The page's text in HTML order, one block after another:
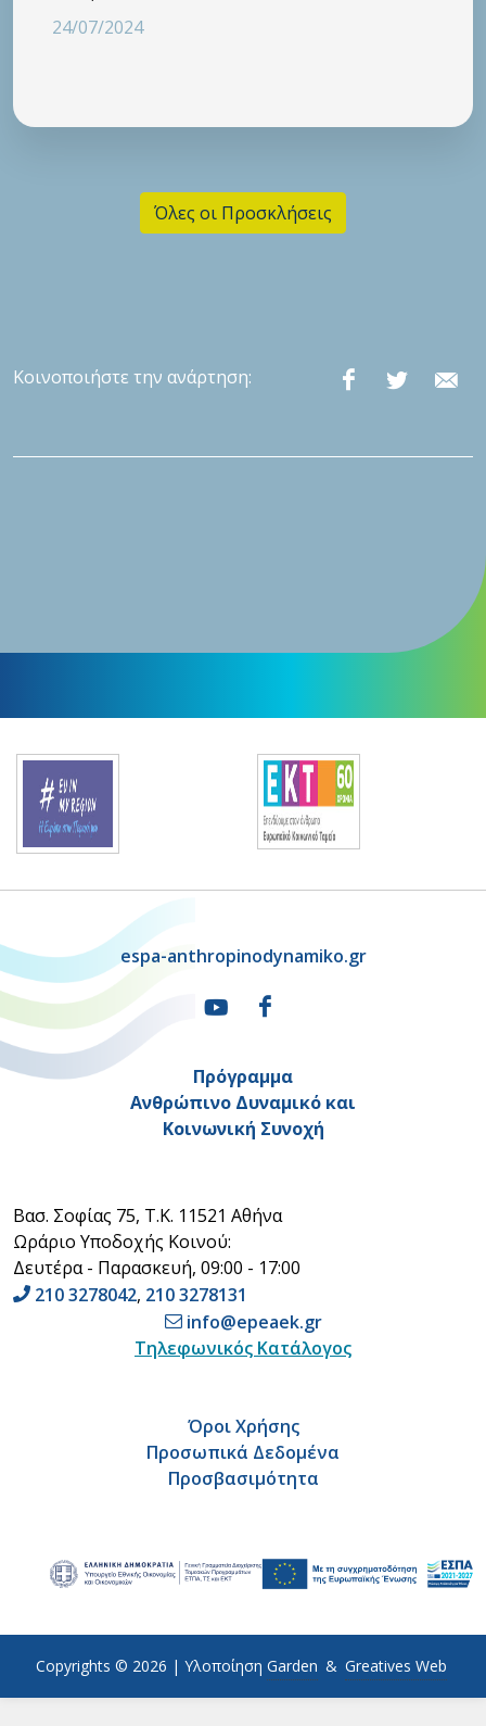
24/07/2024
Όλες οι Προσκλήσεις
Κοινοποιήστε την ανάρτηση:
espa-anthropinodynamiko.gr
Βασ. Σοφίας 75, Τ.Κ. 11521 Αθήνα
Ωράριο Υποδοχής Κοινού:
Δευτέρα - Παρασκευή, 09:00 - 17:00
210 3278042, 210 3278131
info@epeaek.gr
Τηλεφωνικός Κατάλογος
Πρόγραμμα
Ανθρώπινο Δυναμικό και
Κοινωνική Συνοχή
Όροι Χρήσης
Προσωπικά Δεδομένα
Προσβασιμότητα
Copyrights © 2026 | Υλοποίηση Garden & Greatives Web